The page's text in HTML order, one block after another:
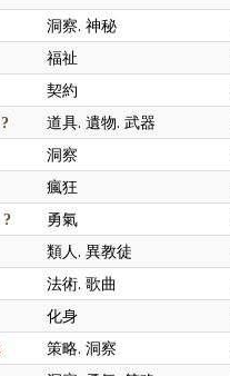
洞察. 神秘
福祉
契約
道具. 遺物. 武器
洞察
瘋狂
勇氣
類人. 異教徒
法術. 歌曲
化身
策略. 洞察